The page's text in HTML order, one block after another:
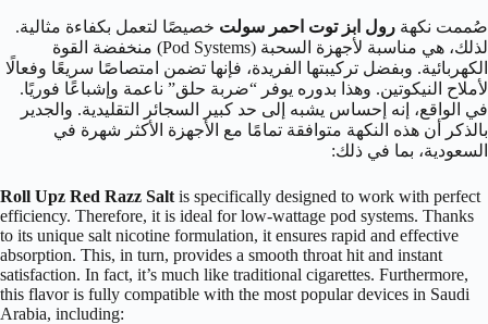
صُممت نكهة رول ابز توت احمر سولت خصيصًا لتعمل بكفاءة مثالية.
لذلك، هي مناسبة لأجهزة السحبة (Pod Systems) منخفضة القوة
الكهربائية. وبفضل تركيبتها الفريدة، فإنها تضمن امتصاصًا سريعًا وفعالًا
لأملاح النيكوتين. وهذا بدوره يوفر “ضربة حلق” ناعمة وإشباعًا فوريًا.
في الواقع، إنه إحساس يشبه إلى حد كبير السجائر التقليدية. والجدير
بالذكر أن هذه النكهة متوافقة تمامًا مع الأجهزة الأكثر شهرة في
السعودية، بما في ذلك:
Roll Upz Red Razz Salt is specifically designed to work with perfect
efficiency. Therefore, it is ideal for low-wattage pod systems. Thanks
to its unique salt nicotine formulation, it ensures rapid and effective
absorption. This, in turn, provides a smooth throat hit and instant
satisfaction. In fact, it’s much like traditional cigarettes. Furthermore,
this flavor is fully compatible with the most popular devices in Saudi
Arabia, including: